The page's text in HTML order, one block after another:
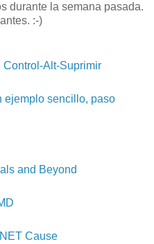
durante la semana pasada.
:-)
Control-Alt-Suprimir
ejemplo sencillo, paso
and Beyond
Cause